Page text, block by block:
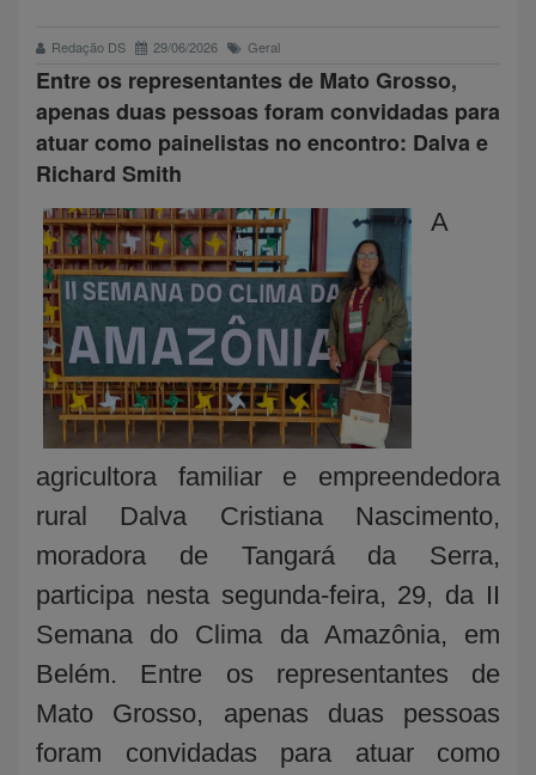
Redação DS 29/06/2026 Geral
Entre os representantes de Mato Grosso,
apenas duas pessoas foram convidadas para
atuar como painelistas no encontro: Dalva e
Richard Smith
A
agricultora familiar e empreendedora
rural Dalva Cristiana Nascimento,
moradora de Tangará da Serra,
participa nesta segunda-feira, 29, da II
Semana do Clima da Amazônia, em
Belém. Entre os representantes de
Mato Grosso, apenas duas pessoas
foram convidadas para atuar como